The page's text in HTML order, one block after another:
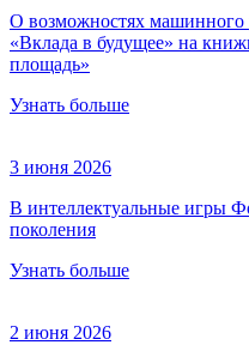
О возможностях машинного
«Вклада в будущее» на
площадь»
Узнать больше
3 июня 2026
В интеллектуальные игры
поколения
Узнать больше
2 июня 2026